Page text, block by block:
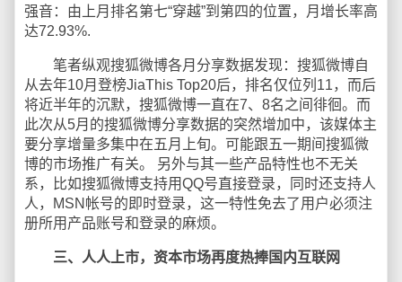
强音：由上月排名第七“穿越”到第四的位置，月增长率高
达72.93%.
笔者纵观搜狐微博各月分享数据发现：搜狐微博自
从去年10月登榜JiaThis Top20后，排名仅位列11，而后
将近半年的沉默，搜狐微博一直在7、8名之间徘徊。而
此次从5月的搜狐微博分享数据的突然增加中，该媒体主
要分享增量多集中在五月上旬。可能跟五一期间搜狐微
博的市场推广有关。 另外与其一些产品特性也不无关
系，比如搜狐微博支持用QQ号直接登录，同时还支持人
人，MSN帐号的即时登录，这一特性免去了用户必须注
册所用产品账号和登录的麻烦。
三、人人上市，资本市场再度热捧国内互联网